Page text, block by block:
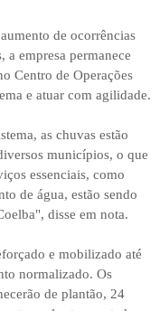
de ocorrências
a empresa permanece
Centro de Operações
e atuar com agilidade.
as chuvas estão
municípios, o que
essenciais, como
de água, estão sendo
disse em nota.
e mobilizado até
normalizado. Os
de plantão, 24